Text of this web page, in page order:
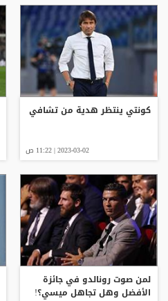
كونتي ينتظر هدية من تشافي
2023-03-02 | 11:22 ص
لمن صوت رونالدو في جائزة
الأفضل وهل تجاهل ميسي؟!